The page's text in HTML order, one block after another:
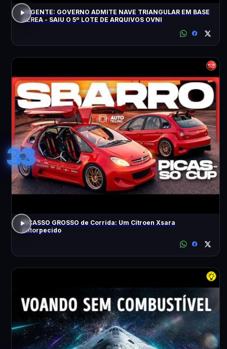
URGENTE: GOVERNO ADMITE NAVE TRIANGULAR EM BASE
AÉREA - SAIU O 5º LOTE DE ARQUIVOS OVNI
33
PICASSO GROSSO de Corrida: Um Citroen Xsara
Entorpecido